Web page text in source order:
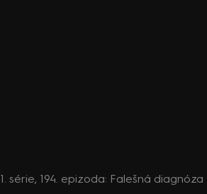
1. série, 194. epizoda: Falešná diagnóza